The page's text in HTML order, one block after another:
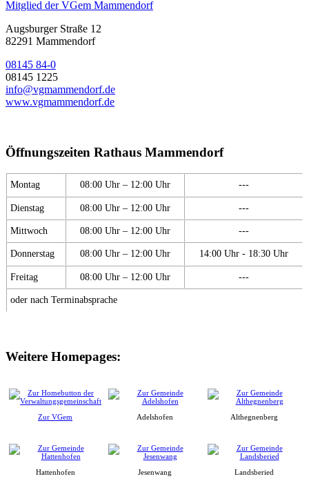
Mitglied der VGem Mammendorf
Augsburger Straße 12
82291 Mammendorf
08145 84-0
08145 1225
info@vgmammendorf.de
www.vgmammendorf.de
Öffnungszeiten Rathaus Mammendorf
Montag 08:00 Uhr – 12:00 Uhr ---
Dienstag 08:00 Uhr – 12:00 Uhr ---
Mittwoch 08:00 Uhr – 12:00 Uhr ---
Donnerstag 08:00 Uhr – 12:00 Uhr 14:00 Uhr - 18:30 Uhr
Freitag 08:00 Uhr – 12:00 Uhr ---
oder nach Terminabsprache
Weitere Homepages:
Zur VGem Adelshofen Althegnenberg
Hattenhofen Jesenwang Landsberied